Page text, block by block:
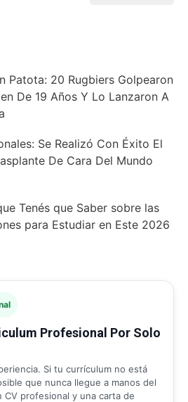
Patota: 20 Rugbiers Golpearon
De 19 Años Y Lo Lanzaron A
Se Realizó Con Éxito El
De Cara Del Mundo
Tenés que Saber sobre las
para Estudiar en Este 2026
Profesional Por Solo
Si tu currículum no está
que nunca llegue a manos del
CV profesional y una carta de